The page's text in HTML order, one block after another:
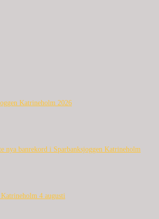
Katrineholm 2026
nya banrekord i Sparbanksjoggen Katrineholm
4 augusti